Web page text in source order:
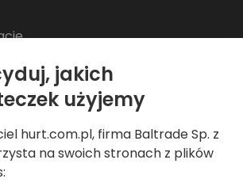
pytania
jakich
użyjemy
hurt.com.pl, firma Baltrade Sp. z
na swoich stronach z plików